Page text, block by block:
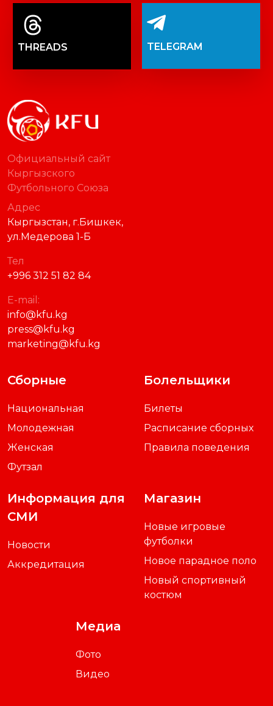
THREADS TELEGRAM
Официальный сайт
Кыргызского
Футбольного Союза
Адрес
Кыргызстан, г.Бишкек,
ул.Медерова 1-Б
Тел
+996 312 51 82 84
E-mail:
info@kfu.kg
press@kfu.kg
marketing@kfu.kg
Сборные
Национальная
Молодежная
Женская
Футзал
Болельщики
Билеты
Расписание сборных
Правила поведения
Информация для
СМИ
Новости
Аккредитация
Магазин
Новые игровые
футболки
Новое парадное поло
Новый спортивный
костюм
Медиа
Фото
Видео